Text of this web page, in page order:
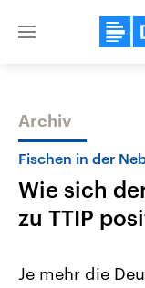
Close
Themen
Archiv
Fischen in der
Wie sich
zu TTIP
Je mehr die